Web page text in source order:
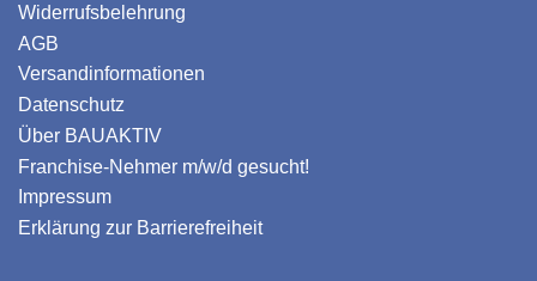
Widerrufsbelehrung
AGB
Versandinformationen
Datenschutz
Über BAUAKTIV
Franchise-Nehmer m/w/d gesucht!
Impressum
Erklärung zur Barrierefreiheit